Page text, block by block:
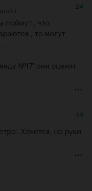
24
поймут , что
, то могут
№17' они оценят
14
Хочется, но руки